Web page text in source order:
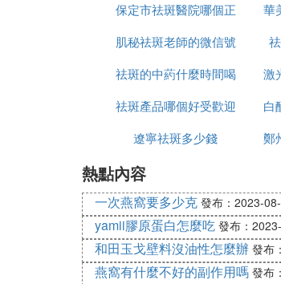
6. 想激光祛斑大概多少
600-700多個光斑，將近
黃褐斑、曬斑或者雀斑，主
7. 一般激光祛斑大概需要
激光祛斑一次多少錢. 大概
個更安全
保定市祛斑醫院哪個正
規
華
肌秘祛斑老師的微信號
是多少
祛斑的中葯什麼時間喝
最好
激
祛斑產品哪個好受歡迎
美姿爾
白
遼寧祛斑多少錢
鄭
熱點內容
一次燕窩要多少克 發布：2023-
yamii膠原蛋白怎麼吃 發布：
和田玉戈壁料沒油性怎麼辦 發布
燕窩有什麼不好的副作用嗎 發布